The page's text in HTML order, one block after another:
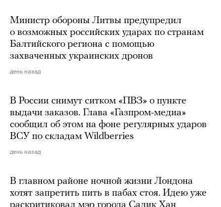
Министр обороны Литвы предупредил
о возможных российских ударах по странам
Балтийского региона с помощью
захваченных украинских дронов
день назад
В России снимут ситком «ПВЗ» о пункте
выдачи заказов. Глава «Газпром-медиа»
сообщил об этом на фоне регулярных ударов
ВСУ по складам Wildberries
день назад
В главном районе ночной жизни Лондона
хотят запретить пить в пабах стоя. Идею уже